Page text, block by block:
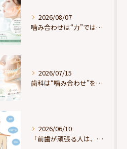
2026/08/07
噛み合わせは“力”ではなく“許可”である
2026/07/15
歯科は“噛み合わせ”を見ているが、身体は“通り道”を見ている
2026/06/10
「前歯が頑張る人は、だいたい疲れている」